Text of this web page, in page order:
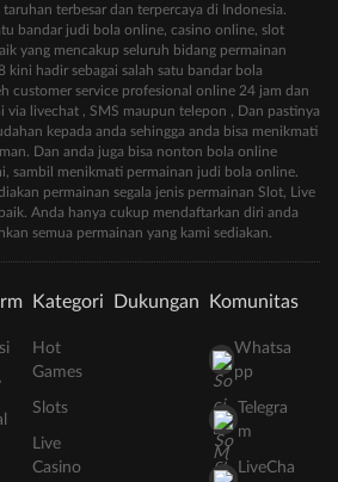
terbesar dan terpercaya di Indonesia.
bandar judi bola online, casino online, slot
yang mencakup seluruh bidang permainan
kini hadir sebagai salah satu bandar bola
customer service profesional online 24 jam dan
via livechat , SMS maupun telepon , Dan pastinya
kepada anda sehingga anda bisa menikmati
Dan anda juga bisa nonton bola online
sambil menikmati permainan judi bola online.
permainan segala jenis permainan Slot, Live
Anda hanya cukup mendaftarkan diri anda
semua permainan yang kami sediakan.
Kategori
Hot
Games
Slots
Live
Casino
Dukungan Komunitas
Whatsa
pp
Telegra
m
LiveCha